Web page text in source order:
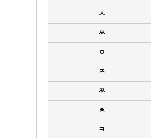
ㅅ
ㅆ
ㅇ
ㅈ
ㅉ
ㅊ
ㅋ